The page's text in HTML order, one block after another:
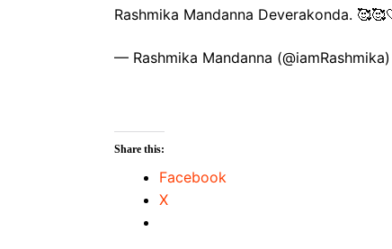
Rashmika Mandanna Deverakonda.
— Rashmika Mandanna
Share this:
Facebook
X